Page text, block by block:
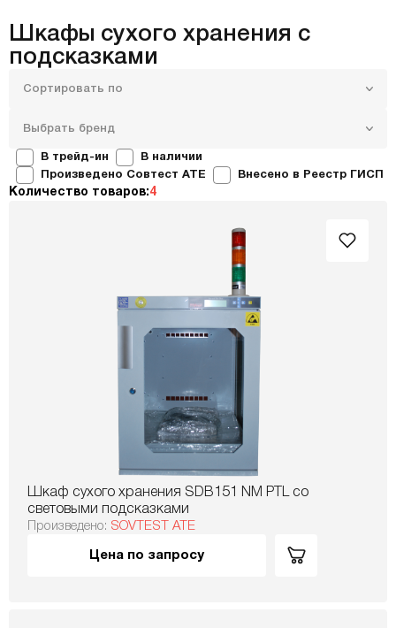
Шкафы сухого хранения с
подсказками
Сортировать по
Выбрать бренд
В трейд-ин
В наличии
Произведено Совтест ATE
Внесено в Реестр ГИСП
Количество товаров:4
Шкаф сухого хранения SDB151 NM PTL со
световыми подсказками
Произведено: SOVTEST ATE
Цена по запросу